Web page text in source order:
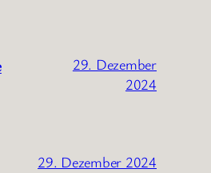
29. Dezember
2024
29. Dezember 2024